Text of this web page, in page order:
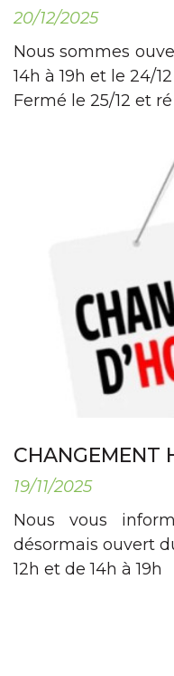
20/12/2025
Nous sommes
14h à 19h et le 24/
Fermé le 25/12 et
CHANGEMENT
19/11/2025
Nous vous
désormais ouvert
12h et de 14h à 19h